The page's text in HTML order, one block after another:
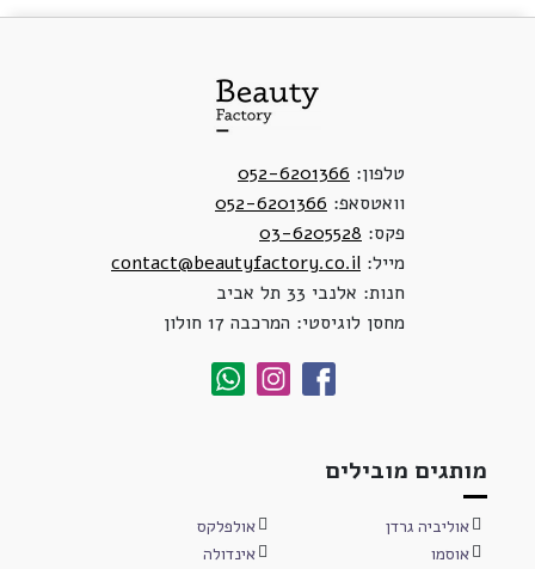
טלפון: 052-6201366
וואטסאפ: 052-6201366
פקס: 03-6205528
מייל: contact@beautyfactory.co.il
חנות: אלנבי 33 תל אביב
מחסן לוגיסטי: המרכבה 17 חולון
מותגים מובילים
אוליביה גרדן
אולפלקס
אוסמו
אינדולה